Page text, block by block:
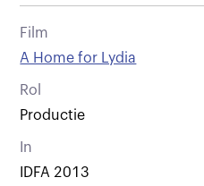
Film
A Home for Lydia
Rol
Productie
In
IDFA 2013